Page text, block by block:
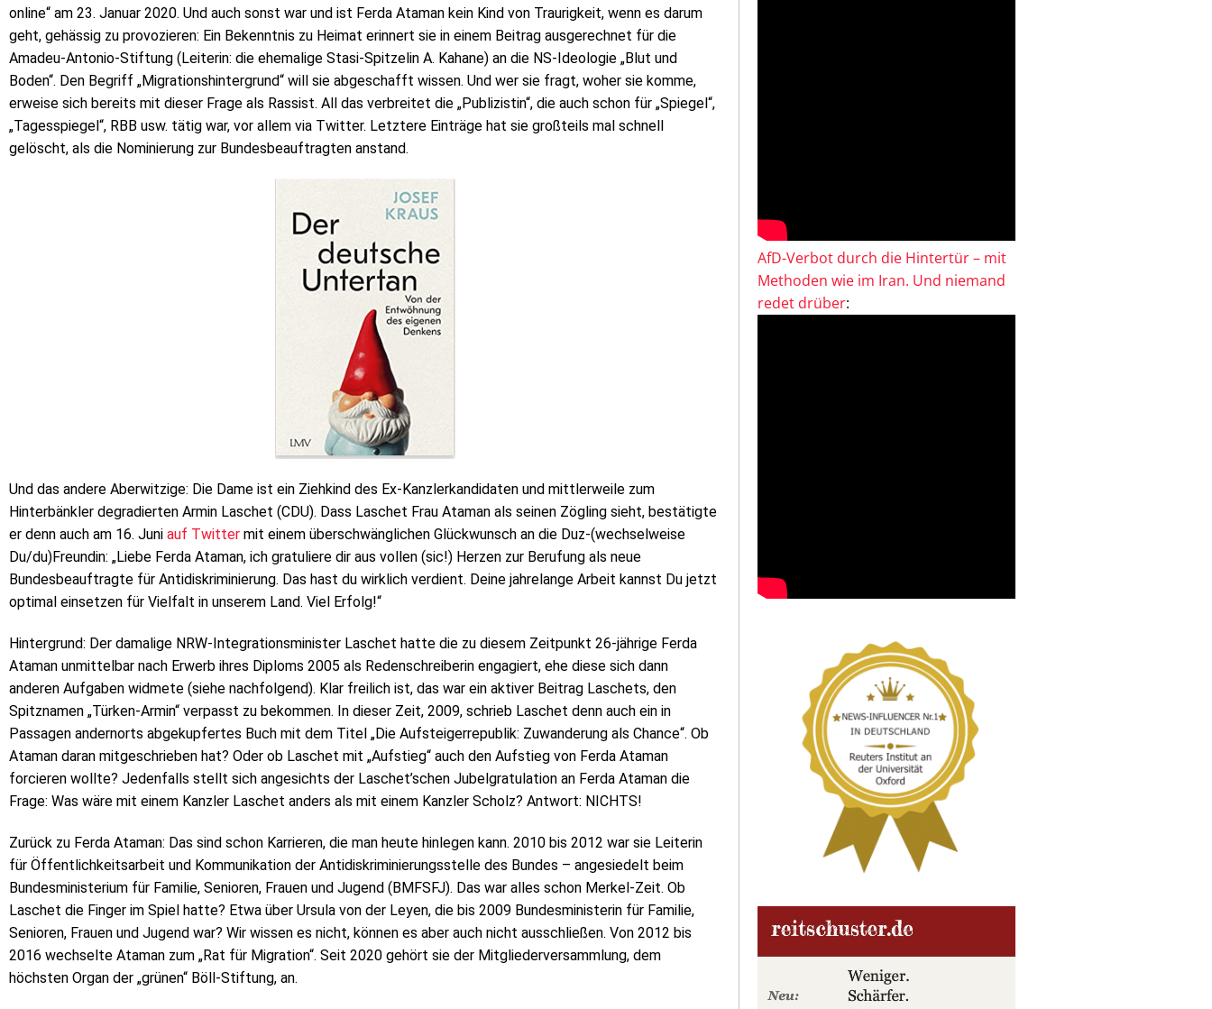
online“ am 23. Januar 2020. Und auch sonst war und ist Ferda Ataman kein Kind von Traurigkeit, wenn es darum
geht, gehässig zu provozieren: Ein Bekenntnis zu Heimat erinnert sie in einem Beitrag ausgerechnet für die
Amadeu-Antonio-Stiftung (Leiterin: die ehemalige Stasi-Spitzelin A. Kahane) an die NS-Ideologie „Blut und
Boden“. Den Begriff „Migrationshintergrund“ will sie abgeschafft wissen. Und wer sie fragt, woher sie komme,
erweise sich bereits mit dieser Frage als Rassist. All das verbreitet die „Publizistin“, die auch schon für „Spiegel“,
„Tagesspiegel“, RBB usw. tätig war, vor allem via Twitter. Letztere Einträge hat sie großteils mal schnell
gelöscht, als die Nominierung zur Bundesbeauftragten anstand.
Und das andere Aberwitzige: Die Dame ist ein Ziehkind des Ex-Kanzlerkandidaten und mittlerweile zum
Hinterbänkler degradierten Armin Laschet (CDU). Dass Laschet Frau Ataman als seinen Zögling sieht, bestätigte
er denn auch am 16. Juni auf Twitter mit einem überschwänglichen Glückwunsch an die Duz-(wechselweise
Du/du)Freundin: „Liebe Ferda Ataman, ich gratuliere dir aus vollen (sic!) Herzen zur Berufung als neue
Bundesbeauftragte für Antidiskriminierung. Das hast du wirklich verdient. Deine jahrelange Arbeit kannst Du jetzt
optimal einsetzen für Vielfalt in unserem Land. Viel Erfolg!“
Hintergrund: Der damalige NRW-Integrationsminister Laschet hatte die zu diesem Zeitpunkt 26-jährige Ferda
Ataman unmittelbar nach Erwerb ihres Diploms 2005 als Redenschreiberin engagiert, ehe diese sich dann
anderen Aufgaben widmete (siehe nachfolgend). Klar freilich ist, das war ein aktiver Beitrag Laschets, den
Spitznamen „Türken-Armin“ verpasst zu bekommen. In dieser Zeit, 2009, schrieb Laschet denn auch ein in
Passagen andernorts abgekupfertes Buch mit dem Titel „Die Aufsteigerrepublik: Zuwanderung als Chance“. Ob
Ataman daran mitgeschrieben hat? Oder ob Laschet mit „Aufstieg“ auch den Aufstieg von Ferda Ataman
forcieren wollte? Jedenfalls stellt sich angesichts der Laschet’schen Jubelgratulation an Ferda Ataman die
Frage: Was wäre mit einem Kanzler Laschet anders als mit einem Kanzler Scholz? Antwort: NICHTS!
Zurück zu Ferda Ataman: Das sind schon Karrieren, die man heute hinlegen kann. 2010 bis 2012 war sie Leiterin
für Öffentlichkeitsarbeit und Kommunikation der Antidiskriminierungsstelle des Bundes – angesiedelt beim
Bundesministerium für Familie, Senioren, Frauen und Jugend (BMFSFJ). Das war alles schon Merkel-Zeit. Ob
Laschet die Finger im Spiel hatte? Etwa über Ursula von der Leyen, die bis 2009 Bundesministerin für Familie,
Senioren, Frauen und Jugend war? Wir wissen es nicht, können es aber auch nicht ausschließen. Von 2012 bis
2016 wechselte Ataman zum „Rat für Migration“. Seit 2020 gehört sie der Mitgliederversammlung, dem
höchsten Organ der „grünen“ Böll-Stiftung, an.
AfD-Verbot durch die Hintertür – mit
Methoden wie im Iran. Und niemand
redet drüber: